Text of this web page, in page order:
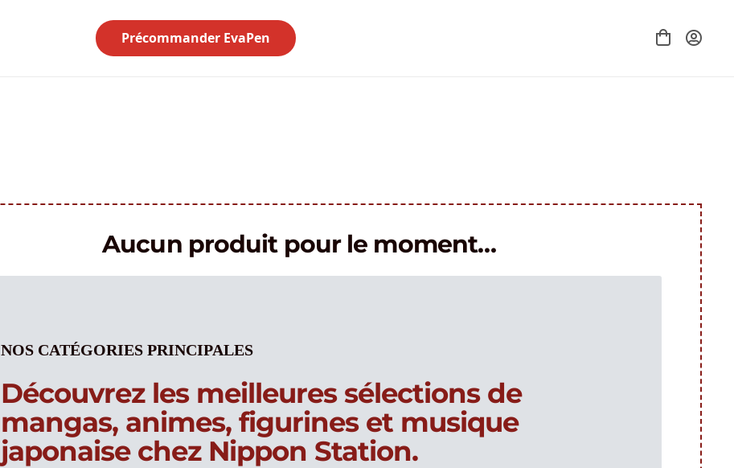
Précommander EvaPen
Aucun produit pour le moment…
NOS CATÉGORIES PRINCIPALES
Découvrez les meilleures sélections de
mangas, animes, figurines et musique
japonaise chez Nippon Station.